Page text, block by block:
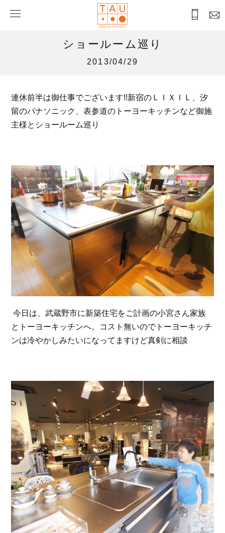
ショールーム巡り
2013/04/29
連休前半は御仕事でございます!!新宿のＬＩＸＩＬ、汐
留のパナソニック、表参道のトーヨーキッチンなど御施
主様とショールーム巡り
今日は、武蔵野市に新築住宅をご計画の小宮さん家族
とトーヨーキッチンへ。コスト無いのでトーヨーキッチ
ンは冷やかしみたいになってますけど真剣に相談